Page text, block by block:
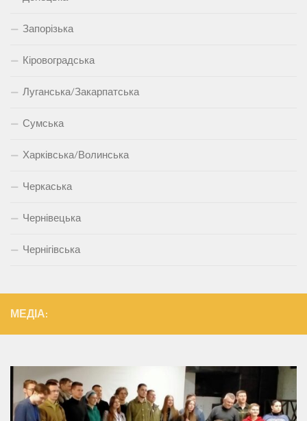
Запорізька
Кіровоградська
Луганська/Закарпатська
Сумська
Харківська/Волинська
Черкаська
Чернівецька
Чернігівська
МЕДІА: